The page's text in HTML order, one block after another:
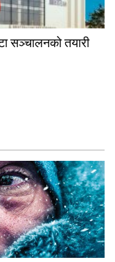
सञ्चालनको तयारी